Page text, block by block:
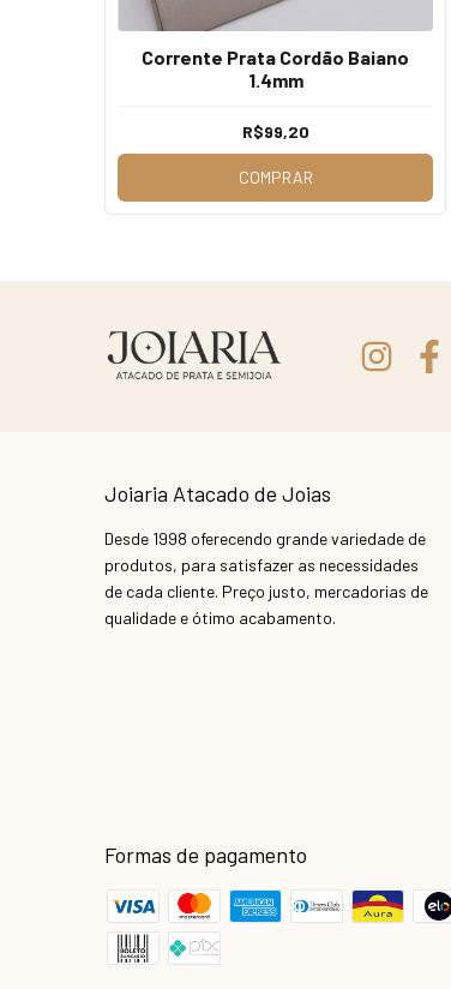
Corrente Prata Cordão Baiano
1.4mm
R$99,20
COMPRAR
Joiaria Atacado de Joias
Desde 1998 oferecendo grande variedade de
produtos, para satisfazer as necessidades
de cada cliente. Preço justo, mercadorias de
qualidade e ótimo acabamento.
Formas de pagamento